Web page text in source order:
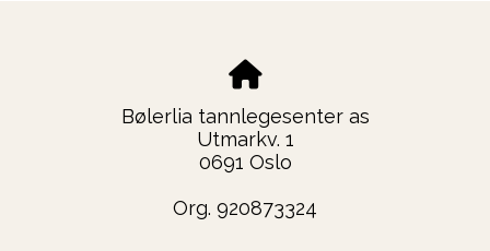
Bølerlia tannlegesenter as
Utmarkv. 1
0691 Oslo
Org. 920873324